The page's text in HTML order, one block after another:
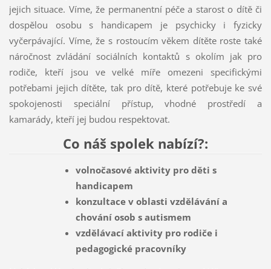
jejich situace. Víme, že permanentní péče a starost o dítě či
dospělou osobu s handicapem je psychicky i fyzicky
vyčerpávající. Víme, že s rostoucím věkem dítěte roste také
náročnost zvládání sociálních kontaktů s okolím jak pro
rodiče, kteří jsou ve velké míře omezeni specifickými
potřebami jejich dítěte, tak pro dítě, které potřebuje ke své
spokojenosti speciální přístup, vhodné prostředí a
kamarády, kteří jej budou respektovat.
Co náš spolek nabízí?:
volnočasové aktivity pro děti s
handicapem
konzultace v oblasti vzdělávání a
chování osob s autismem
vzdělávací aktivity pro rodiče i
pedagogické pracovníky